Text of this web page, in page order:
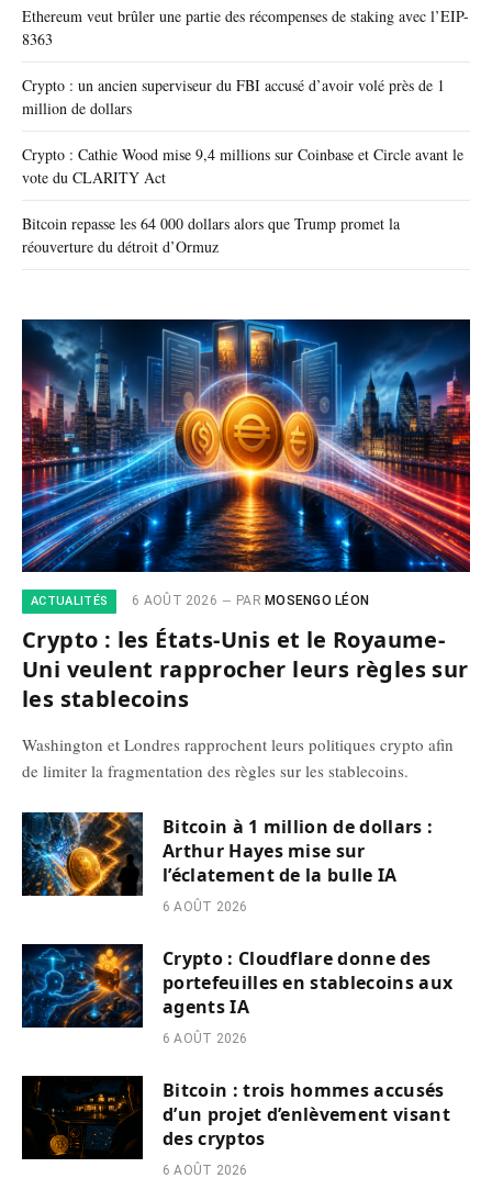
Ethereum veut brûler une partie des récompenses de staking avec l’EIP-
8363
Crypto : un ancien superviseur du FBI accusé d’avoir volé près de 1
million de dollars
Crypto : Cathie Wood mise 9,4 millions sur Coinbase et Circle avant le
vote du CLARITY Act
Bitcoin repasse les 64 000 dollars alors que Trump promet la
réouverture du détroit d’Ormuz
ACTUALITÉS 6 AOÛT 2026 PAR MOSENGO LÉON
Crypto : les États-Unis et le Royaume-
Uni veulent rapprocher leurs règles sur
les stablecoins
Washington et Londres rapprochent leurs politiques crypto afin
de limiter la fragmentation des règles sur les stablecoins.
Bitcoin à 1 million de dollars :
Arthur Hayes mise sur
l’éclatement de la bulle IA
6 AOÛT 2026
Crypto : Cloudflare donne des
portefeuilles en stablecoins aux
agents IA
6 AOÛT 2026
Bitcoin : trois hommes accusés
d’un projet d’enlèvement visant
des cryptos
6 AOÛT 2026